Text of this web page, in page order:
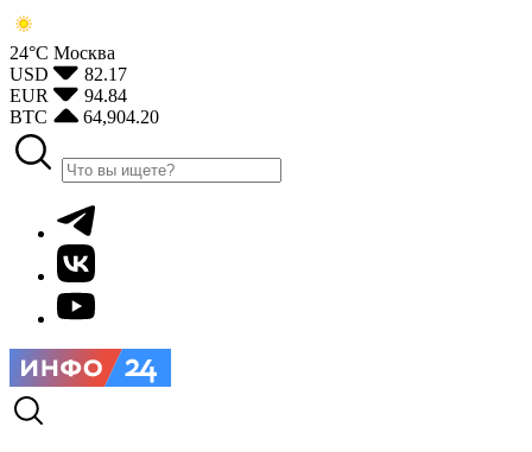
24°С Москва
USD
82.17
EUR
94.84
BTC
64,904.20